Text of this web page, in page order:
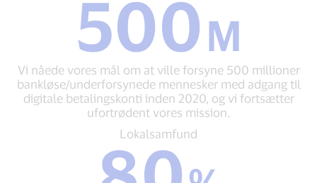
give
50
millioner&nbsp;små
virksomheder
og
mikrovirksomheder
over
hele
verden
digital
adgang
inden
inklusion
500
M
nåede
vores
mål
om
ville
forsyne
500
500M
Vi nåede vores mål om at ville forsyne 500 millioner
bankløse/underforsynede mennesker med adgang til
digitale betalingskonti inden 2020, og vi fortsætter
ufortrødent vores mission.
Lokalsamfund
%
80%
Lokalsamfund